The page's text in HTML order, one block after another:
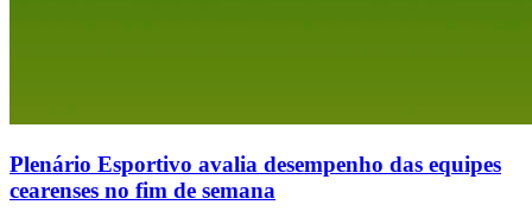
Plenário Esportivo avalia desempenho das equipes
cearenses no fim de semana